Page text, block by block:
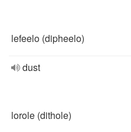
lefeelo (dipheelo)
dust
lorole (dithole)